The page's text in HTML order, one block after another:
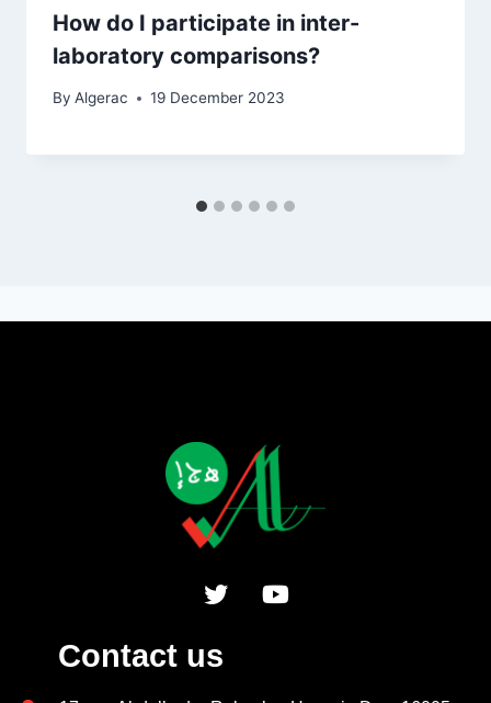
How do I participate in inter-
laboratory comparisons?
By Algerac 19 December 2023
Contact us